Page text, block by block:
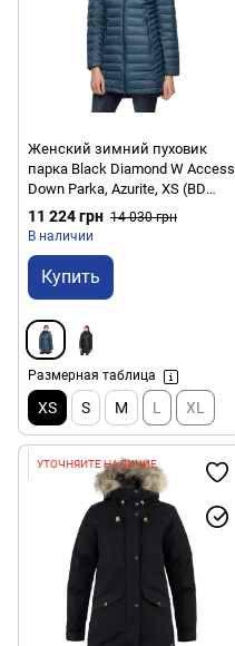
Женский зимний пуховик
парка Black Diamond W Access
Down Parka, Azurite, XS (BD
7461854022XSM1)
11 224 грн 14 030 грн
В наличии
Купить
Размерная таблица
XS S M L XL
УТОЧНЯЙТЕ НАЛИЧИЕ